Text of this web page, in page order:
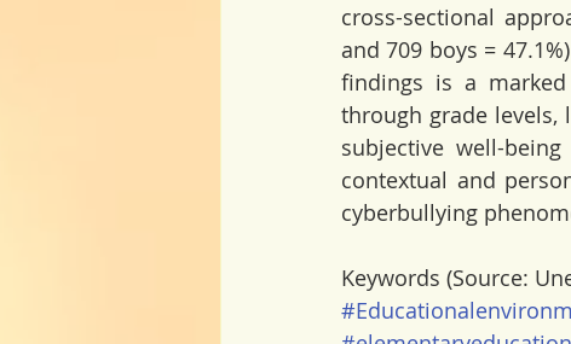
cross-sectional
and 709 boys =
findings is a marked
through grade levels,
subjective well-
contextual and
cyberbullying
Keywords (Source: